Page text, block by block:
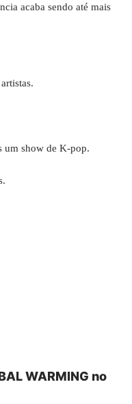
acaba sendo até mais
um show de K-pop.
WARMING no